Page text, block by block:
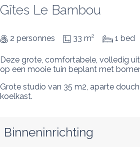
Gîtes Le Bambou
2 personnes 33 m² 1 bed
Deze grote, comfortabele, volledig
op een mooie tuin beplant met
Grote studio van 35 m2, aparte
koelkast.
Binneninrichting